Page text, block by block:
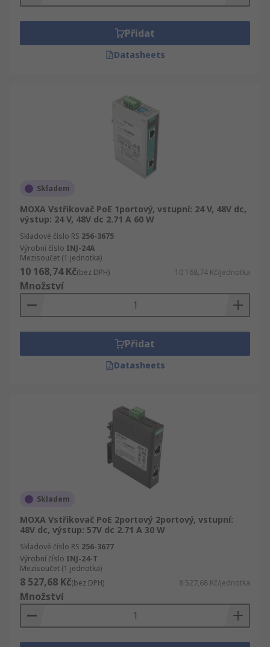
napáječe tím, že si produkty srovnáte podle
abecedy, ceny, značky, výrobce a dostupnosti.
Přidat
Datasheets
Skladem
MOXA Vstřikovač PoE 1portový, vstupní: 24 V, 48V dc,
výstup: 24 V, 48V dc 2.71 A 60 W
Skladové číslo RS 256-3675
Výrobní číslo INJ-24A
Mezisoučet (1 jednotka)
10 168,74 Kč(bez DPH) 10 168,74 Kč/jednotka
Množství
Přidat
Datasheets
Skladem
MOXA Vstřikovač PoE 2portový 2portový, vstupní:
48V dc, výstup: 57V dc 2.71 A 30 W
Skladové číslo RS 256-3677
Výrobní číslo INJ-24-T
Mezisoučet (1 jednotka)
8 527,68 Kč(bez DPH) 8 527,68 Kč/jednotka
Množství